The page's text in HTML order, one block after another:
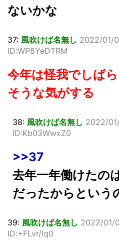
ないかな
37: 風吹けば名無し 2022/01/
ID:WP8YeDTRM
今年は怪我でしば
そうな気がする
38: 風吹けば名無し 2022/
ID:Kb03WwxZ0
>>37
去年一年働けたの
だったからという
39: 風吹けば名無し 2022/01/
ID:+FLvr/lq0